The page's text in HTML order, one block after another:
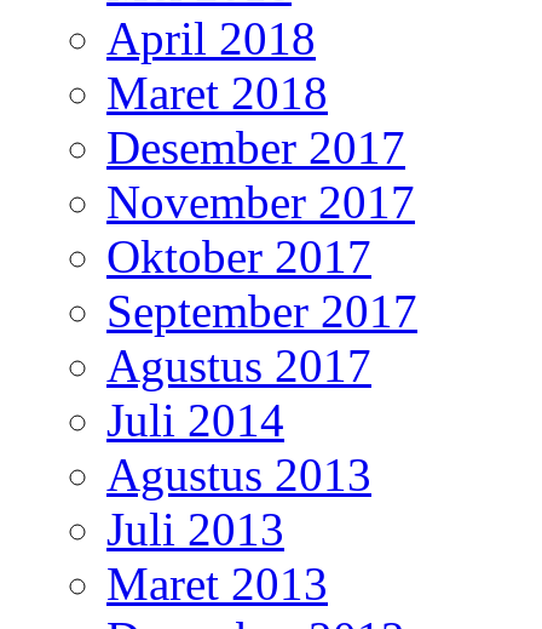
April 2018
Maret 2018
Desember 2017
November 2017
Oktober 2017
September 2017
Agustus 2017
Juli 2014
Agustus 2013
Juli 2013
Maret 2013